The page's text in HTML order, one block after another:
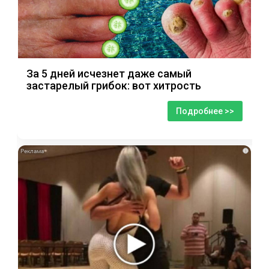
За 5 дней исчезнет даже самый
застарелый грибок: вот хитрость
Подробнее >>
i